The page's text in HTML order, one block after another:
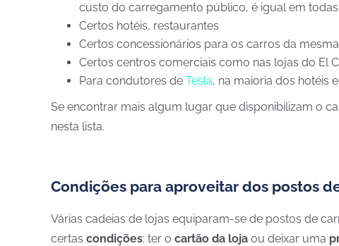
custo do carregamento público, é igual em todas
Certos hotéis, restaurantes
Certos concessionários para os carros da
Certos centros comerciais como nas lojas do El
Para condutores de Tesla, na maioria dos hotéis
Se encontrar mais algum lugar que disponibilizam o
nesta lista.
Condições para aproveitar dos postos
Várias cadeias de lojas equiparam-se de postos de
certas condições: ter o cartão da loja ou deixar uma